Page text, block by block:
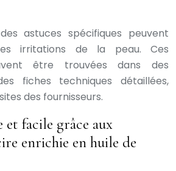
astuces spécifiques peuvent
irritations de la peau. Ces
être trouvées dans des
fiches techniques détaillées,
des fournisseurs.
facile grâce aux
enrichie en huile de